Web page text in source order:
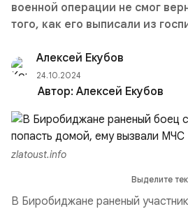
военной операции не смог
того, как его выписали из
Алексей Екубов
24.10.2024
Автор: Алексей Екубов
zlatoust.info
Выделите
В Биробиджане раненый